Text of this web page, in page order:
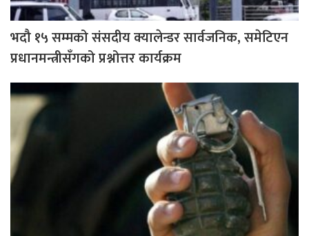
भदौ १५ सम्मको संसदीय क्यालेन्डर सार्वजनिक, समेटिएन
प्रधानमन्त्रीसँगको प्रश्नोत्तर कार्यक्रम